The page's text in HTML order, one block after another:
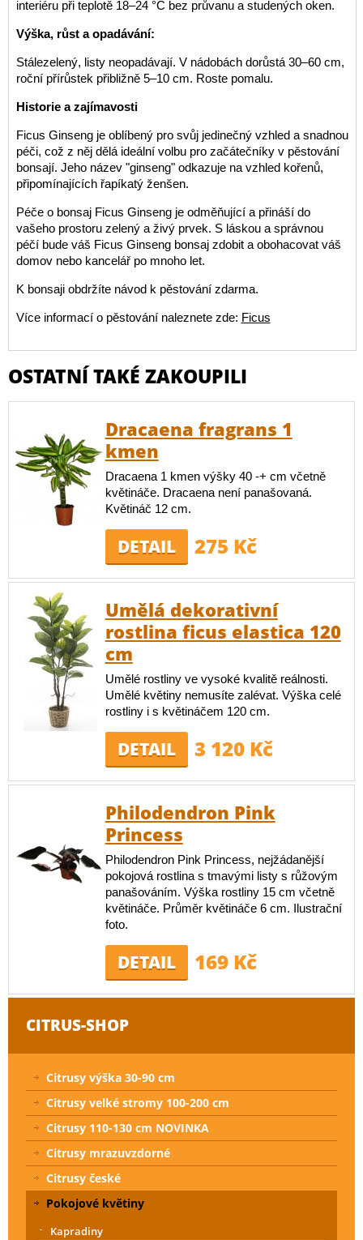
interiéru při teplotě 18–24 °C bez průvanu a studených oken.
Výška, růst a opadávání:
Stálezelený, listy neopadávají. V nádobách dorůstá 30–60 cm,
roční přírůstek přibližně 5–10 cm. Roste pomalu.
Historie a zajímavosti
Ficus Ginseng je oblíbený pro svůj jedinečný vzhled a snadnou
péči, což z něj dělá ideální volbu pro začátečníky v pěstování
bonsají. Jeho název "ginseng" odkazuje na vzhled kořenů,
připomínajících řapíkatý ženšen.
Péče o bonsaj Ficus Ginseng je odměňující a přináší do
vašeho prostoru zelený a živý prvek. S láskou a správnou
péčí bude váš Ficus Ginseng bonsaj zdobit a obohacovat váš
domov nebo kancelář po mnoho let.
K bonsaji obdržíte návod k pěstování zdarma.
Více informací o pěstování naleznete zde: Ficus
OSTATNÍ TAKÉ ZAKOUPILI
Dracaena fragrans 1
kmen
Dracaena 1 kmen výšky 40 -+ cm včetně
květináče. Dracaena není panašovaná.
Květináč 12 cm.
DETAIL 275 Kč
Umělá dekorativní
rostlina ficus elastica 120
cm
Umělé rostliny ve vysoké kvalitě reálnosti.
Umělé květiny nemusíte zalévat. Výška celé
rostliny i s květináčem 120 cm.
DETAIL 3 120 Kč
Philodendron Pink
Princess
Philodendron Pink Princess, nejžádanější
pokojová rostlina s tmavými listy s růžovým
panašováním. Výška rostliny 15 cm včetně
květináče. Průměr květináče 6 cm. Ilustrační
foto.
DETAIL 169 Kč
CITRUS-SHOP
Citrusy výška 30-90 cm
Citrusy velké stromy 100-200 cm
Citrusy 110-130 cm NOVINKA
Citrusy mrazuvzdorné
Citrusy české
Pokojové květiny
Kapradiny